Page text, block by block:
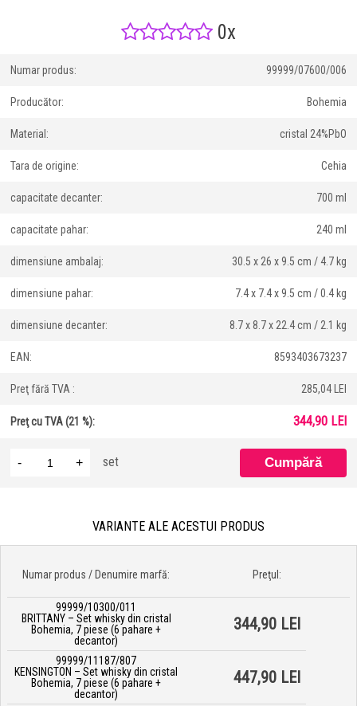
0x
Numar produs: 99999/07600/006
Producător: Bohemia
Material: cristal 24%PbO
Tara de origine: Cehia
capacitate decanter: 700 ml
capacitate pahar: 240 ml
dimensiune ambalaj: 30.5 x 26 x 9.5 cm / 4.7 kg
dimensiune pahar: 7.4 x 7.4 x 9.5 cm / 0.4 kg
dimensiune decanter: 8.7 x 8.7 x 22.4 cm / 2.1 kg
EAN: 8593403673237
Preţ fără TVA : 285,04 LEI
Preţ cu TVA (21 %): 344,90 LEI
- + set
VARIANTE ALE ACESTUI PRODUS
Numar produs / Denumire marfă: Preţul:
99999/10300/011
BRITTANY – Set whisky din cristal
Bohemia, 7 piese (6 pahare +
decantor)
344,90 LEI
99999/11187/807
KENSINGTON – Set whisky din cristal
Bohemia, 7 piese (6 pahare +
decantor)
447,90 LEI